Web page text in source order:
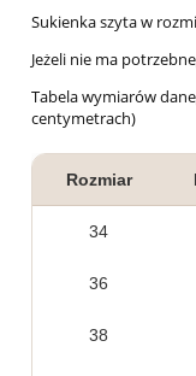
Sukienka szyta w
Jeżeli nie ma
Tabela wymiarów
centymetrach)
Rozmiar
34
36
38